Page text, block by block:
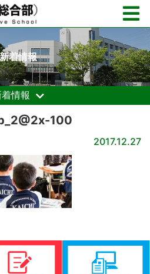
新着情報
情報
100
2017.12.27